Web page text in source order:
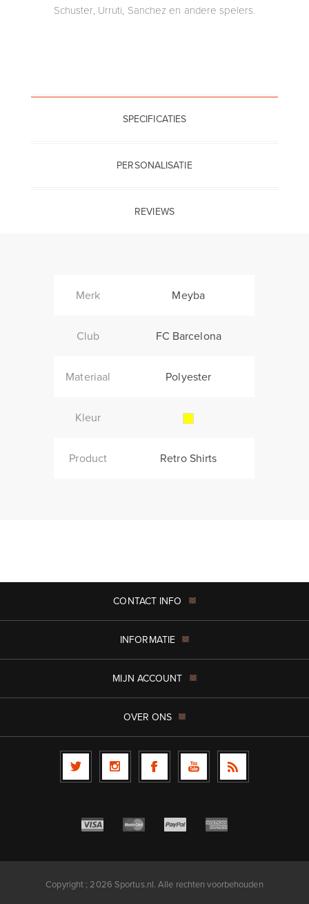
Schuster, Urruti, Sanchez en andere spelers.
SPECIFICATIES
PERSONALISATIE
REVIEWS
Merk Meyba
Club FC Barcelona
Materiaal Polyester
Kleur
Product Retro Shirts
CONTACT INFO
INFORMATIE
MIJN ACCOUNT
OVER ONS
Copyright ; 2026 Sportus.nl. Alle rechten voorbehouden